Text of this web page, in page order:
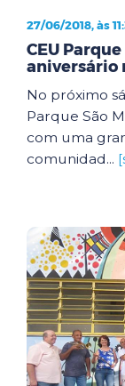
27/06/2018, às
CEU
aniversário
No próximo
Parque São
com uma
comunidad...